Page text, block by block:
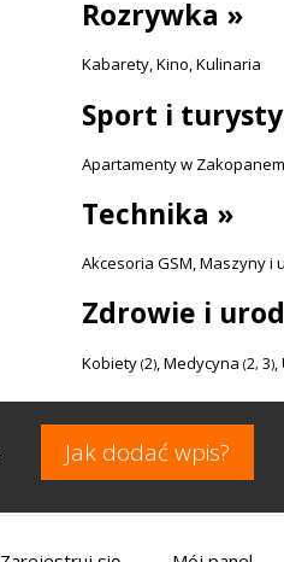
Rozrywka »
Kabarety,Kino,Kulinaria
Sport i
Apartamenty w Zakopanem
Technika »
Akcesoria GSM,Maszyny i
Zdrowie i
Kobiety (2) Medycyna (2, 3)
Jak dodać wpis?